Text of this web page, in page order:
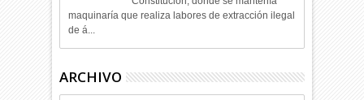
maquinaría que realiza labores de extracción ilegal
de á...
ARCHIVO